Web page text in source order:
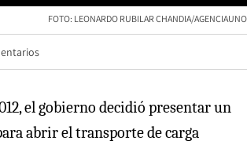
FOTO: LEONARDO RUBILAR CHANDIA/AGENCIAUNO
el gobierno decidió presentar un
abrir el transporte de carga